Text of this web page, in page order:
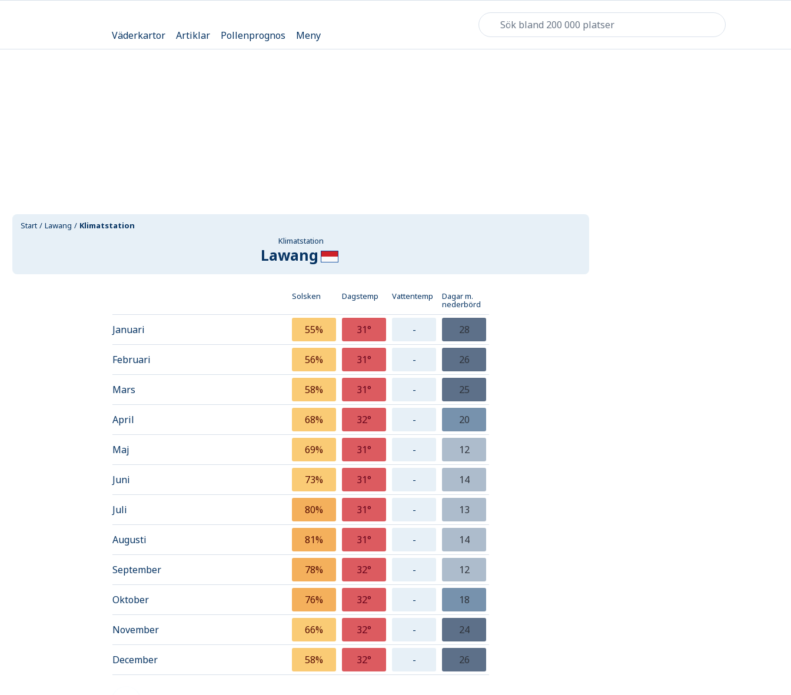
Väderkartor Artiklar Pollenprognos Meny
Start Lawang
Klimatstation
Klimatstation
Lawang
Solsken Dagstemp Vattentemp Dagar m.
nederbörd
Januari 55% 31° - 28
Februari 56% 31° - 26
Mars 58% 31° - 25
April 68% 32° - 20
Maj 69% 31° - 12
Juni 73% 31° - 14
Juli 80% 31° - 13
Augusti 81% 31° - 14
September 78% 32° - 12
Oktober 76% 32° - 18
November 66% 32° - 24
December 58% 32° - 26